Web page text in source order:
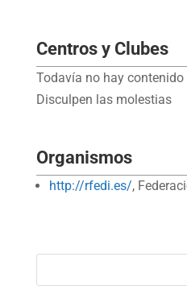
Centros y Clubes
Todavía no hay
Disculpen las molestias
Organismos
http://rfedi.es/,